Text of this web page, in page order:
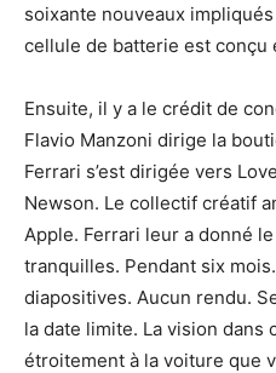
soixante nouveaux
cellule de batterie est conçu
Ensuite, il y a le crédit de
Flavio Manzoni dirige la
Ferrari s’est dirigée vers
Newson. Le collectif créatif
Apple. Ferrari leur a donné
tranquilles. Pendant six
diapositives. Aucun rendu.
la date limite. La vision dans
étroitement à la voiture que